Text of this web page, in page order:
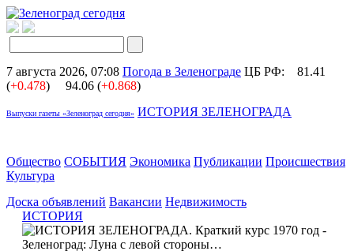
7 августа 2026, 07:08 Погода в Зеленограде ЦБ РФ:
81.41
(+0.478) 94.06 (+0.868)
Выпуски газеты «Зеленоград сегодня» ИСТОРИЯ ЗЕЛЕНОГРАДА
Общество СОБЫТИЯ Экономика Публикации Происшествия
Культура
Доска объявлений Вакансии Недвижимость
ИСТОРИЯ